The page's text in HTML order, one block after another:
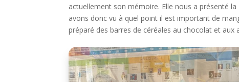
actuellement son mémoire. Elle nous a présenté
avons donc vu à quel point il est important de
préparé des barres de céréales au chocolat et aux